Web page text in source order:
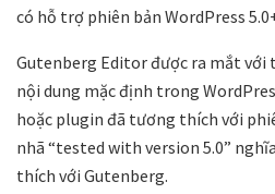
có hỗ trợ phiên bản WordPress
Gutenberg Editor được ra mắt với
nội dung mặc định trong
hoặc plugin đã tương thích với
nhã “tested with version 5.0”
thích với Gutenberg.